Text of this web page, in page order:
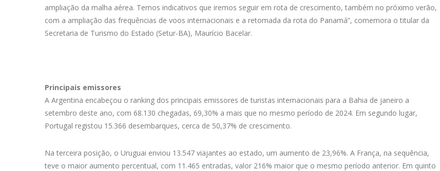
ampliação da malha aérea. Temos indicativos que iremos seguir em rota de crescimento, também no próximo verão,
com a ampliação das frequências de voos internacionais e a retomada da rota do Panamá”, comemora o titular da
Secretaria de Turismo do Estado (Setur-BA), Maurício Bacelar.
Principais emissores
A Argentina encabeçou o ranking dos principais emissores de turistas internacionais para a Bahia de janeiro a
setembro deste ano, com 68.130 chegadas, 69,30% a mais que no mesmo período de 2024. Em segundo lugar,
Portugal registou 15.366 desembarques, cerca de 50,37% de crescimento.
Na terceira posição, o Uruguai enviou 13.547 viajantes ao estado, um aumento de 23,96%. A França, na sequência,
teve o maior aumento percentual, com 11.465 entradas, valor 216% maior que o mesmo período anterior. Em quinto